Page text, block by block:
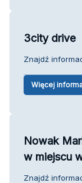
3city drive
Znajdź
Więcej
Nowak
w miejscu
Znajdź